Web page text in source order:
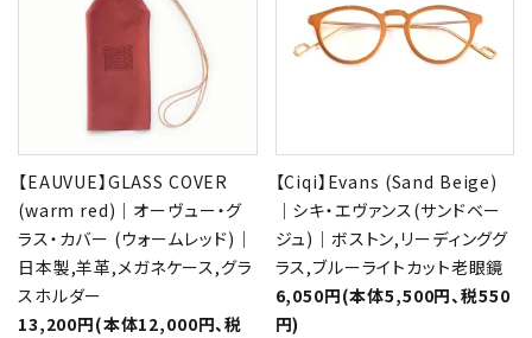
【EAUVUE】GLASS COVER
(warm red)｜オーヴュー・グ
ラス・カバー (ウォームレッド)｜
日本製,羊革,メガネケース,グラ
スホルダー
13,200円(本体12,000円、税
【Ciqi】Evans (Sand Beige)
｜シキ・エヴァンス(サンドベー
ジュ)｜ボストン,リーディンググ
ラス,ブルーライトカット老眼鏡
6,050円(本体5,500円、税550
円)